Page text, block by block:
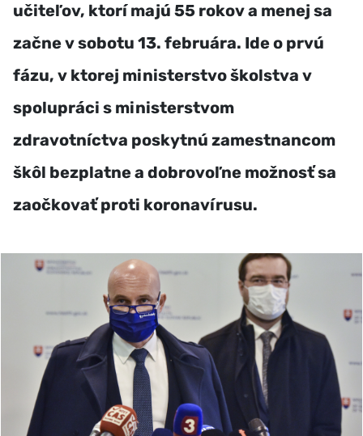
učiteľov, ktorí majú 55 rokov a menej sa
začne v sobotu 13. februára. Ide o prvú
fázu, v ktorej ministerstvo školstva v
spolupráci s ministerstvom
zdravotníctva poskytnú zamestnancom
škôl bezplatne a dobrovoľne možnosť sa
zaočkovať proti koronavírusu.